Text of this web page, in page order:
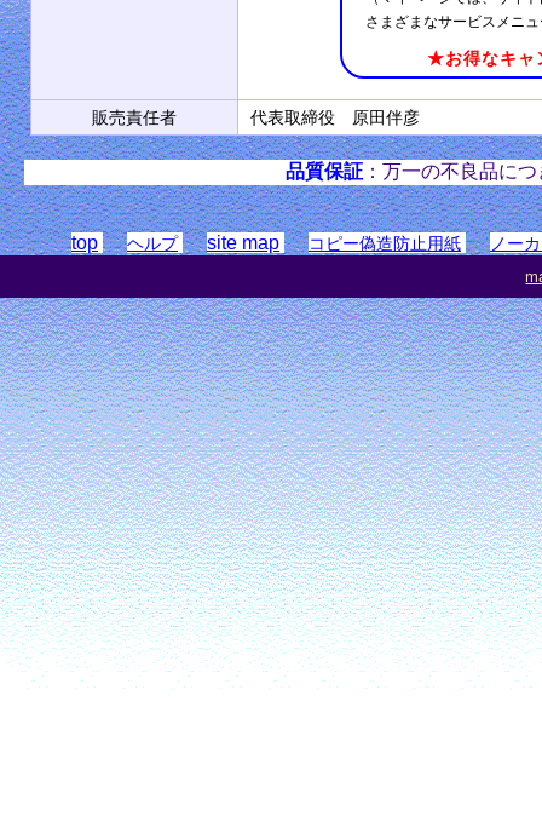
さまざまなサービスメニ
★お得なキャ
販売責任者 代表取締役 原田伴彦
品質保証 ：万一の不良品に
top ヘルプ site map コピー偽造防止用紙 ノー